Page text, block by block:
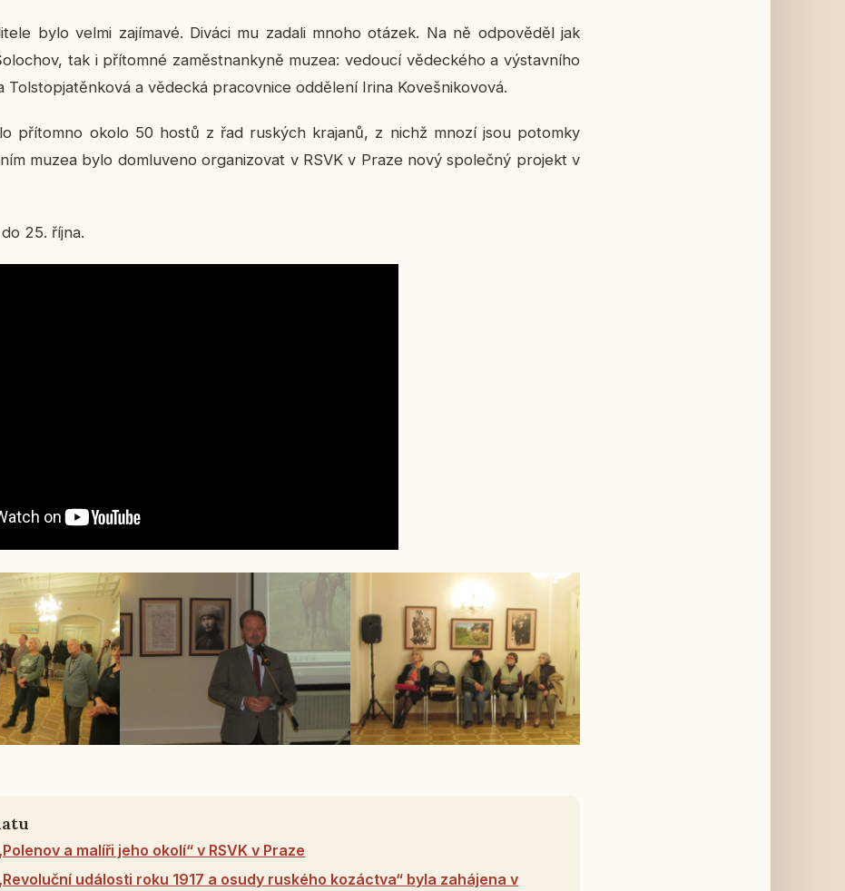
bylo velmi za­jí­ma­vé. Diváci mu zadali mnoho otázek. Na ně od­po­vě­děl jak
tak i pří­tom­né za­měst­nan­ky­ně muzea: ve­dou­cí vě­dec­ké­ho a vý­stav­ní­ho
Tolsto­pja­těn­ko­vá a vě­dec­ká pra­cov­ni­ce od­dě­le­ní Irina Ko­veš­ni­ko­vo­vá.
pří­tomno okolo 50 hostů z řad rus­kých kra­ja­nů, z nichž mnozí jsou po­tom­ky
muzea bylo do­mlu­ve­no or­ga­ni­zo­vat v RSVK v Praze nový spo­leč­ný pro­jekt v
25. října.
a malíři jeho okolí“ v RSVK v Praze
události roku 1917 a osudy ruského kozáctva“ byla zahájena v